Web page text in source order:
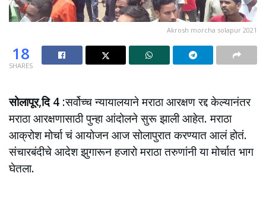
Akrosh morcha solapur 2021
18
SHARES
सोलापूर,दि 4 :सर्वोच्च न्यायालयाने मराठा आरक्षण रद्द केल्यानंतर
मराठा आरक्षणासाठी पुन्हा आंदोलने सुरू झाली आहेत. मराठा
आक्रोश मोर्चा चं आयोजन आज सोलापुरात करण्यात आलं होतं.
संचारबंदीचे आदेश झुगारून हजारो मराठा तरुणांनी या मोर्चात भाग
घेतला.